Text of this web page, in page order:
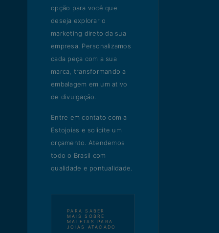
opção para você que
deseja explorar o
marketing direto da sua
empresa. Personalizamos
cada peça com a sua
marca, transformando a
embalagem em um ativo
de divulgação.
Entre em contato com a
Estojoias e solicite um
orçamento. Atendemos
todo o Brasil com
qualidade e pontualidade.
PARA SABER
MAIS SOBRE
MALETAS PARA
JOIAS ATACADO